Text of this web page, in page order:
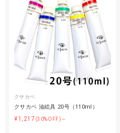
クサカベ
クサカベ 油絵具 20号（110ml）
¥1,217 (30%OFF)～